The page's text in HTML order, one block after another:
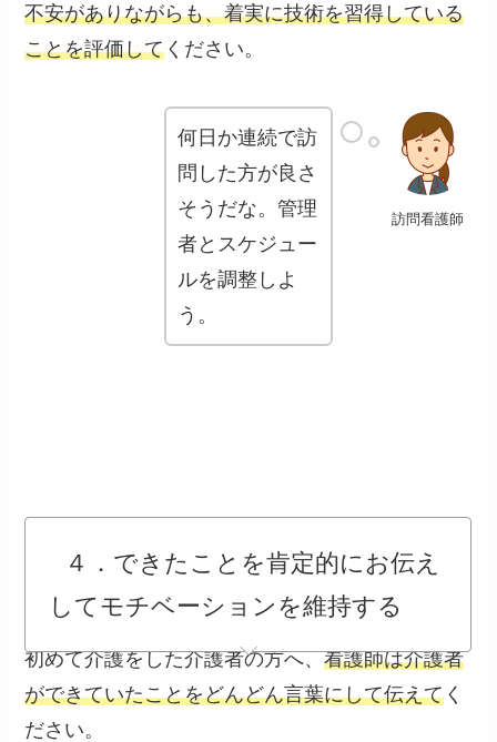
不安がありながらも、着実に技術を習得している
ことを評価して ください。
訪問看護師
何日か連続で訪
問した方が良さ
そうだな。管理
者とスケジュー
ルを調整しよ
う。
４．できたことを肯定的にお伝え
してモチベーションを維持する
初めて介護をした介護者の方へ、看護師は介護者
ができていたことをどんどん言葉にして伝えて く
ださい。